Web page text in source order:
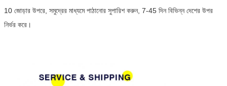
10 জোড়ার উপরে, সমুদ্রের মাধ্যমে পাঠানোর সুপারিশ করুন, 7-45 দিন বিভিন্ন দেশের উপর
নির্ভর করে।